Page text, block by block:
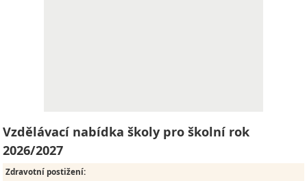
Vzdělávací nabídka školy pro školní rok
2026/2027
Zdravotní postižení: